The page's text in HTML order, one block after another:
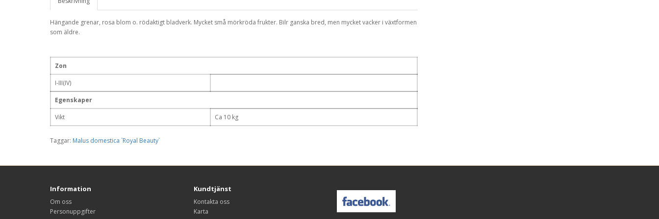
Hängande grenar, rosa blom o. rödaktigt bladverk. Mycket små mörkröda frukter. Bilr ganska bred, men mycket vacker i växtformen
som äldre.
Zon
I-III(IV)
Egenskaper
Vikt Ca 10 kg
Taggar: Malus domestica `Royal Beauty`
Information
Om oss
Personuppgifter
Kundtjänst
Kontakta oss
Karta